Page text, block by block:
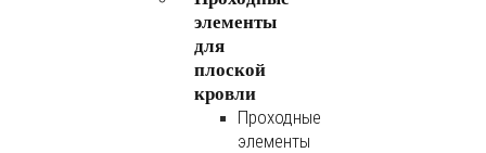
элементы
для
плоской
кровли
Проходные
элементы